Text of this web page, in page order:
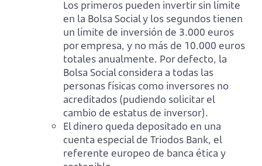
Los primeros pueden invertir sin límite
en la Bolsa Social y los segundos tienen
un límite de inversión de 3.000 euros
por empresa, y no más de 10.000 euros
totales anualmente. Por defecto, la
Bolsa Social considera a todas las
personas físicas como inversores no
acreditados (pudiendo solicitar el
cambio de estatus de inversor).
El dinero queda depositado en una
cuenta especial de Triodos Bank, el
referente europeo de banca ética y